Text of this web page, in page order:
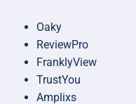
Oaky
ReviewPro
FranklyView
TrustYou
Amplixs